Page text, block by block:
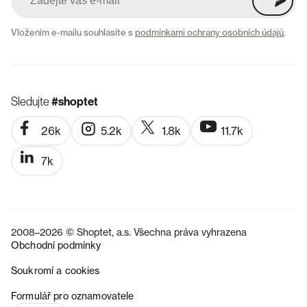
Vložením e-mailu souhlasíte spodmínkami ochrany osobních údajů.
Sledujte#shoptet
26k 5.2k 1.8k 11.7k
7k
2008–2026 © Shoptet, a.s. Všechna práva vyhrazena
Obchodní podmínky
Soukromí a cookies
Formulář pro oznamovatele